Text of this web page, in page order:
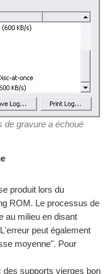
de gravure a échoué
produit lors du
ROM. Le processus de
au milieu en disant
peut également
moyenne". Pour
supports vierges bon